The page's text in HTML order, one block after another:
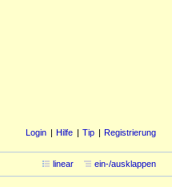
Login Hilfe Tip Registrierung
linear ein-/ausklappen